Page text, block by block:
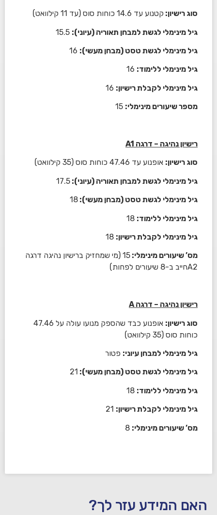
סוג רישיון: קטנוע עד 14.6 כוחות סוס (עד 11 קילוואט)
גיל מינימלי לגשת למבחן תאוריה (עיוני):
גיל מינימלי לגשת טסט (מבחן מעשי):
גיל מינימלי ללימוד:
גיל מינימלי לקבלת רישיון:
מספר שיעורים מינימלי:
רישיון נהיגה – דרגה A1
סוג רישיון: אופנוע עד 47.46 כוחות סוס (35 קילוואט)
גיל מינימלי לגשת למבחן תאוריה (עיוני): 17.5
גיל מינימלי לגשת טסט (מבחן מעשי): 18
גיל מינימלי ללימוד:
גיל מינימלי לקבלת רישיון:
מס’ שיעורים מינימלי:
15 (מי שמחזיק ברישיון נהיגה דרגה
A2חייב ב-8 שיעורים לפחות)
רישיון נהיגה – דרגהA
סוג רישיון:
אופנוע כבד שהספק מנועו עולה על 47.46
כוחות סוס (35 קילוואט)
גיל מינימלי למבחן עיוני: פטור
גיל מינימלי לגשת טסט (מבחן מעשי): 21
גיל מינימלי ללימוד:
גיל מינימלי לקבלת רישיון:
מס’ שיעורים מינימלי:
האם המידע עזר לך?